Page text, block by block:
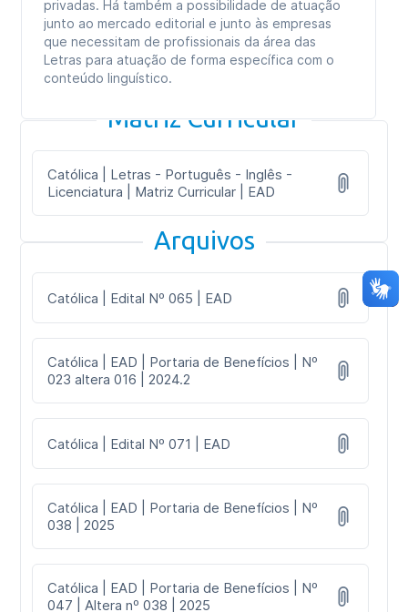
privadas. Há também a possibilidade de atuação
junto ao mercado editorial e junto às empresas
que necessitam de profissionais da área das
Letras para atuação de forma específica com o
conteúdo linguístico.
Matriz Curricular
Católica | Letras - Português - Inglês -
Licenciatura | Matriz Curricular | EAD
Arquivos
Católica | Edital Nº 065 | EAD
Católica | EAD | Portaria de Benefícios | Nº
023 altera 016 | 2024.2
Católica | Edital Nº 071 | EAD
Católica | EAD | Portaria de Benefícios | Nº
038 | 2025
Católica | EAD | Portaria de Benefícios | Nº
047 | Altera nº 038 | 2025